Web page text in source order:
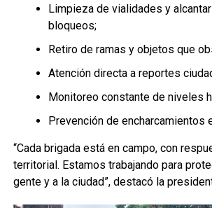
Limpieza de vialidades y
bloqueos;
Retiro de ramas y objetos que
Atención directa a reportes
Monitoreo constante de niveles
Prevención de encharcamientos
“Cada brigada está en campo, con
territorial. Estamos trabajando para
gente y a la ciudad”, destacó la